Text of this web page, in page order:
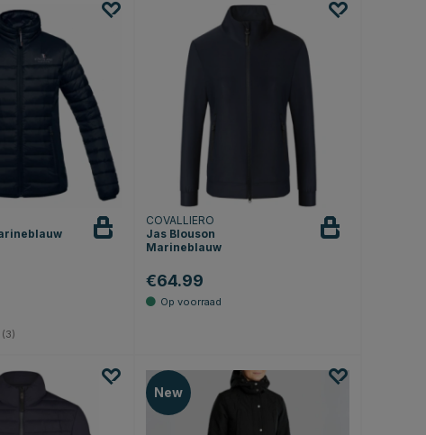
(3)
COVALLIERO
Jas Blouson
Marineblauw
€64.99
New